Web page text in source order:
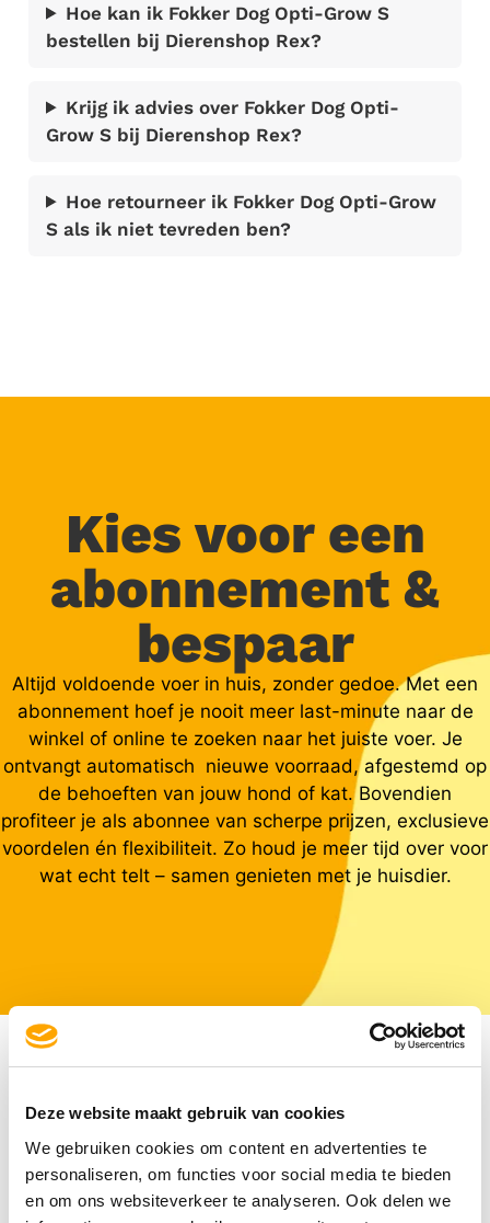
Deze website maakt gebruik van cookies
We gebruiken cookies om content en advertenties te
personaliseren, om functies voor social media te bieden
en om ons websiteverkeer te analyseren. Ook delen we
Hoe kan ik Fokker Dog Opti-Grow S
bestellen bij Dierenshop Rex?
Krijg ik advies over Fokker Dog Opti-
Grow S bij Dierenshop Rex?
Hoe retourneer ik Fokker Dog Opti-Grow
S als ik niet tevreden ben?
Kies voor een
abonnement &
bespaar
Altijd voldoende voer in huis, zonder gedoe. Met een
abonnement hoef je nooit meer last-minute naar de
winkel of online te zoeken naar het juiste voer. Je
ontvangt automatisch nieuwe voorraad, afgestemd op
de behoeften van jouw hond of kat. Bovendien
profiteer je als abonnee van scherpe prijzen, exclusieve
voordelen én flexibiliteit. Zo houd je meer tijd over voor
wat echt telt – samen genieten met je huisdier.